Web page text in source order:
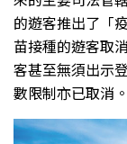
的遊客推出了「
苗接種的遊客取
客甚至無須出示
數限制亦已取消。